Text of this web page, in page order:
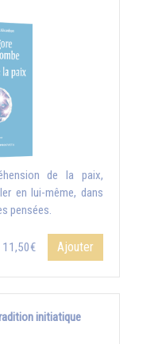
de la paix,
en lui-même, dans
pensées.
11,50€ Ajouter
initiatique